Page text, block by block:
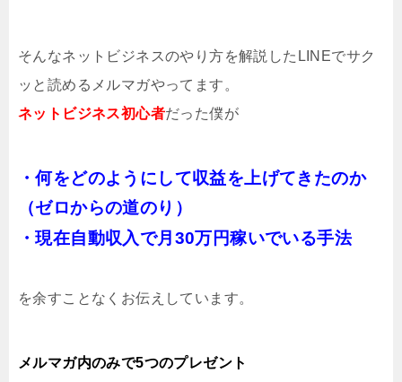
そんなネットビジネスのやり方を解説したLINEでサク
ッと読めるメルマガやってます。
ネットビジネス初心者だった僕が
・何をどのようにして収益を上げてきたのか
（ゼロからの道のり）
・現在自動収入で月30万円稼いでいる手法
を余すことなくお伝えしています。
メルマガ内のみで5つのプレゼント